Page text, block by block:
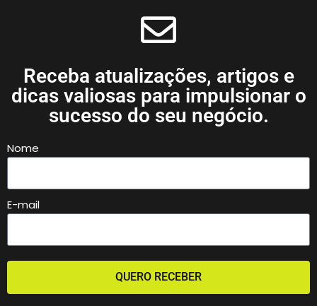
Receba atualizações, artigos e
dicas valiosas para impulsionar o
sucesso do seu negócio.
Nome
E-mail
QUERO RECEBER